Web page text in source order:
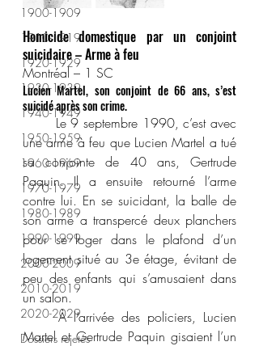
1900-1909
1910-1919
1920-1929
1930-1939
1940-1949
1950-1959
1960-1969
1970-1979
1980-1989
1990-1999
2000-2009
2010-2019
2020-2029
Dossiers rejetés
Homicide domestique par un conjoint
suicidaire – Arme à feu
Montréal – 1 SC
Lucien Martel, son conjoint de 66 ans, s’est
suicidé après son crime.
	Le 9 septembre 1990, c’est avec
une arme à feu que Lucien Martel a tué
sa conjointe de 40 ans, Gertrude
Paquin. Il a ensuite retourné l’arme
contre lui. En se suicidant, la balle de
son arme a transpercé deux planchers
pour se loger dans le plafond d’un
logement situé au 3e étage, évitant de
peu des enfants qui s’amusaient dans
un salon.
	À l’arrivée des policiers, Lucien
Martel et Gertrude Paquin gisaient l’un